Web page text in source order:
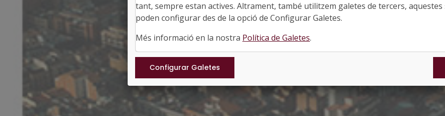
tant, sempre estan actives. Altrament, també utilitzem galetes de tercers,
poden configurar des de la opció de Configurar Galetes.
Més informació en la nostra Política de Galetes.